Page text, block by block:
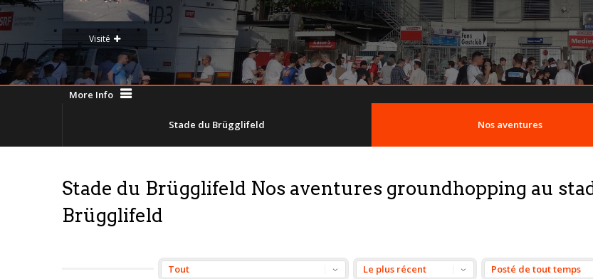
Visité
More Info
Stade du Brügglifeld Nos aventures
Stade du Brügglifeld Nos aventures groundhopping au
Brügglifeld